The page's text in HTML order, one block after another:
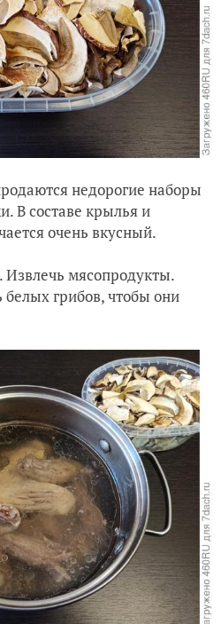
недорогие наборы
В составе крылья и
очень вкусный.
Извлечь мясопродукты.
белых грибов, чтобы они